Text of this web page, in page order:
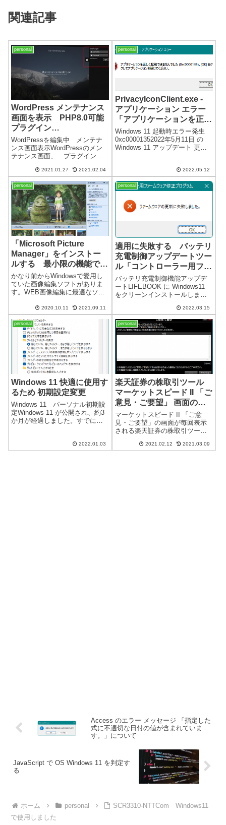
関連記事
personal
WordPress メンテナンス
画面を表示 PHP8.0可能
プラグイン
「Maintenance」のおスス
メ！ （WP Maintenance
Modeではありません）
WordPressを編集中 メンテナ
ンス画面表示WordPressのメン
テナンス画面、 プラグインの
紹介しているのは、「WP
Maintenance Mode」です。確か
に、機能が多く画面がきれいで
多数のイメージ...
2021.01.27 2021.02.04
personal
PrivacyIconClient.exe -
アプリケーション エラー
「アプリケーションを正し
く起動できませんでした
（0xc0000135）」
Windows 11 起動時エラー発生
0xc00001352022年5月11日 の
Windows 11 アップデート 更新
（Windows 11 6台中1台のみ）メ
ッセージPrivacyI...
2022.05.12
personal
「Microsoft Picture
Manager」をインストー
ルする 最小限の機能で、
ツボを極めた画像編集ソフ
ト
かなり前からWindowsで愛用し
ていた画像編集ソフトがありま
す。WEB画像編集に最適なソフ
（Macromedia Fireworks）と、
必要最小限の機能で、ツボを極
めた画像編集ソフト「Microsof...
2020.10.11 2021.09.11
personal
適用に失敗する バッテリ
充電制御アップデートツー
ル「コントローラー用ファ
ームウェア修正プログラ
ム」LIFEBOOK
バッテリ充電制御機能アップデ
ートLIFEBOOK に Windows11
をクリーンインストールしまし
BIOSは最新版（V1.30）にアッ
プデート済です。インストール
は完了し普通に使用していま
す。しかし毎回起動時に...
2022.03.15
personal
Windows 11 快適に使用す
るため 初期設定変更
Windows 11 パーソナル初期設
定Windows 11 が公開され、約3
か月が経過しました。すでに複
個人用パソコンは同じ環境で使
用するために毎回同じ設定変更
2022.01.03
personal
楽天証券の株取引ツール
マーケットスピード II 「ご
意見・ご要望」 画面の表
示について 表示条件
マーケットスピード II 「ご意
見・ご要望」の画面が毎回表示
される楽天証券の株取引ツール
「MARKET SPEED」から便利
2021.02.12 2021.03.09
Access のエラー メッセージ 「指定した
式に不適切な日付の値が含まれていま
す。」について
JavaScript で OS Windows 11 を判定す
る
ホーム personal
SCR3310-NTTCom Windows11
で使用しました